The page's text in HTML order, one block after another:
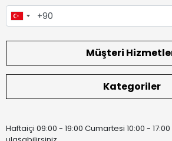
Müşteri
Kategoriler
Haftaiçi 09:00 - 19:00 Cumartesi 10:00 -